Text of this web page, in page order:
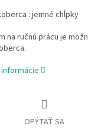
: jemné chĺpky
na ručnú prácu je
OPÝTAŤ SA